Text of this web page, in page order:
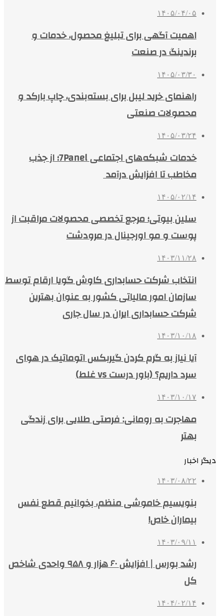
۱۴۰۵/۰۴/۰۵
اهمیت آگهی برای تبلیغ محصول، خدمات و
برندینگ در صنعت
۱۴۰۵/۰۳/۳۰
راهنمای خرید لیبل برای بسته‌بندی، چاپ بارکد و
محصولات صنعتی
۱۴۰۵/۰۳/۲۴
خدمات شبکه‌های اجتماعی 7Panel؛ از جذب
مخاطب تا افزایش درآمد
۱۴۰۵/۰۲/۱۴
سلین بیوتی؛ مرجع تخصصی محصولات مراقبت از
پوست و مو اورجینال در مرودشت
۱۴۰۳/۱۱/۲۸
انتخاب شرکت حسابداری کاوش گویا ارقام توسط
سازمان امور مالیاتی کشور به عنوان بهترین
شرکت حسابداری ایران در سال جاری
۱۴۰۳/۱۰/۱۸
آیا نیاز به گرم کردن گیربکس اتوماتیک در هوای
سرد داریم؟ (باور درست vs غلط)
۱۴۰۳/۱۰/۱۷
مهاجرت به رومانی: فرصتی طلایی برای زندگی
بهتر
دیگر اخبار
۱۴۰۳/۰۸/۲۲
بنویسیم خاموشی منظم، بخوانیم قطع نفس
بیماران خاص!
۱۴۰۳/۰۹/۱۱
رشد بورس | افزایش ۶۰ هزار و ۹۵۸ واحدی شاخص
کل
۱۴۰۴/۰۲/۱۴